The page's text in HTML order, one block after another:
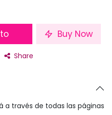
Buy Now
Share
a través de todas las páginas